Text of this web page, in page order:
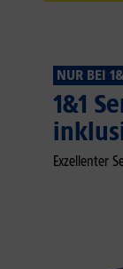
NUR BEI
1&1
Exzellenter